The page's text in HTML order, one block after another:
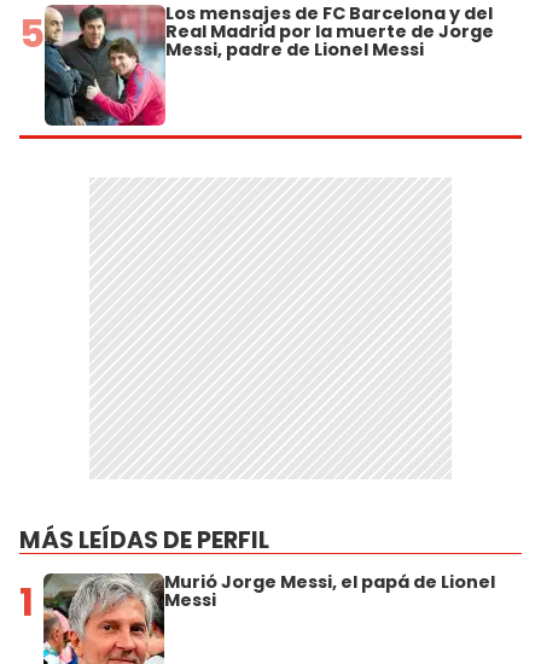
5 Los mensajes de FC Barcelona y del
Real Madrid por la muerte de Jorge
Messi, padre de Lionel Messi
MÁS LEÍDAS DE PERFIL
1 Murió Jorge Messi, el papá de Lionel
Messi